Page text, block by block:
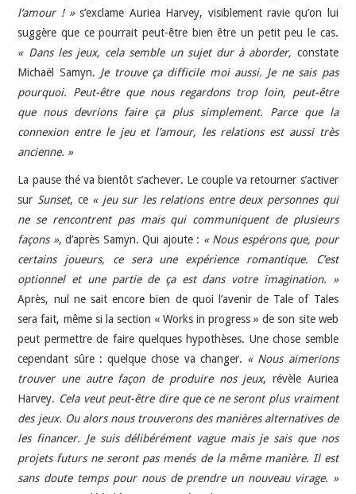
l’amour ! » s’exclame Auriea Harvey, visiblement ravie qu’on lui
suggère que ce pourrait peut-être bien être un petit peu le cas.
« Dans les jeux, cela semble un sujet dur à aborder, constate
Michaël Samyn. Je trouve ça difficile moi aussi. Je ne sais pas
pourquoi. Peut-être que nous regardons trop loin, peut-être
que nous devrions faire ça plus simplement. Parce que la
connexion entre le jeu et l’amour, les relations est aussi très
ancienne. »
La pause thé va bientôt s’achever. Le couple va retourner s’activer
sur Sunset, ce « jeu sur les relations entre deux personnes qui
ne se rencontrent pas mais qui communiquent de plusieurs
façons », d’après Samyn. Qui ajoute : « Nous espérons que, pour
certains joueurs, ce sera une expérience romantique. C’est
optionnel et une partie de ça est dans votre imagination. »
Après, nul ne sait encore bien de quoi l’avenir de Tale of Tales
sera fait, même si la section « Works in progress » de son site web
peut permettre de faire quelques hypothèses. Une chose semble
cependant sûre : quelque chose va changer. « Nous aimerions
trouver une autre façon de produire nos jeux, révèle Auriea
Harvey. Cela veut peut-être dire que ce ne seront plus vraiment
des jeux. Ou alors nous trouverons des manières alternatives de
les financer. Je suis délibérément vague mais je sais que nos
projets futurs ne seront pas menés de la même manière. Il est
sans doute temps pour nous de prendre un nouveau virage. »